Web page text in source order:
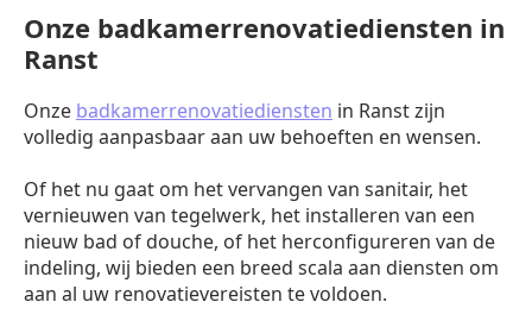
Onze badkamerrenovatiediensten in
Ranst
Onze badkamerrenovatiediensten in Ranst zijn
volledig aanpasbaar aan uw behoeften en wensen.
Of het nu gaat om het vervangen van sanitair, het
vernieuwen van tegelwerk, het installeren van een
nieuw bad of douche, of het herconfigureren van de
indeling, wij bieden een breed scala aan diensten om
aan al uw renovatievereisten te voldoen.